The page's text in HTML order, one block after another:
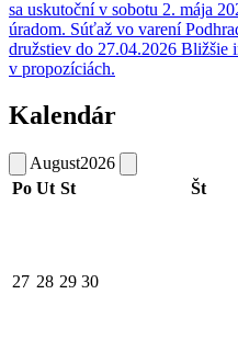
sa uskutoční v sobotu 2. mája
úradom. Súťaž vo varení
družstiev do 27.04.2026 Bližšie
v propozíciách.
Kalendár
August2026
Po Ut St Št
27 28 29 30